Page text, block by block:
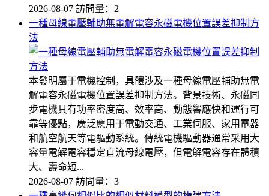
2026-08-07 訪問量：2
一種母線電壓輔助無電解電容永磁電機位置誤差抑制方
法
本發明屬于電機控制，具體涉及一種母線電壓輔助無電
解電容永磁電機位置誤差抑制方法。背景技術、永磁同
步電機具有功率密度高、效率高、動態響應快和運行可
靠等優點，廣泛應用于電動交通、工業伺服、家用電器
和航空航天等電驅動系統。傳統電機驅動器通常采用大
容量電解電容穩定直流母線電壓，但電解電容存在體積
大、壽命短...
2026-08-07 訪問量：3